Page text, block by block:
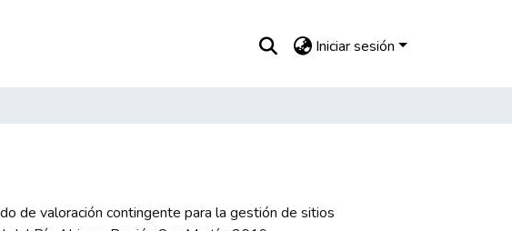
Iniciar sesión
de valoración contingente para la gestión de sitios